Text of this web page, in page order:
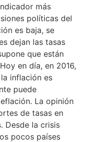
más
políticas del
es baja, se
dejan las tasas
que están
en día, en 2016,
inflación es
puede
La opinión
de tasas en
Desde la crisis
pocos países